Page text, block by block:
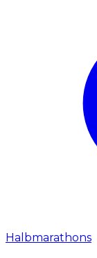
Halbmarathons